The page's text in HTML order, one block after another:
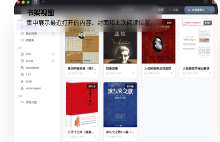
书架视图
集中展示最近打开的内容、封面和上次阅读位置。